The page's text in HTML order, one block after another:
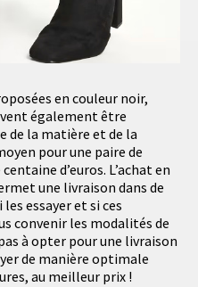
en couleur noir,
également être
de la matière et de la
pour une paire de
d’euros. L’achat en
une livraison dans de
essayer et si ces
convenir les modalités de
à opter pour une livraison
de manière optimale
au meilleur prix !